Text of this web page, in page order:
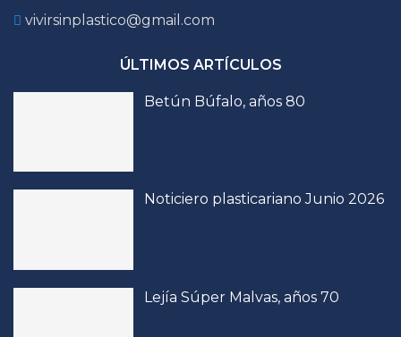
vivirsinplastico@gmail.com
ÚLTIMOS ARTÍCULOS
Betún Búfalo, años 80
Noticiero plasticariano Junio 2026
Lejía Súper Malvas, años 70